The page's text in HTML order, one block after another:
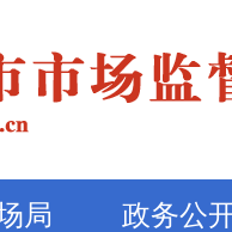
局 政务公